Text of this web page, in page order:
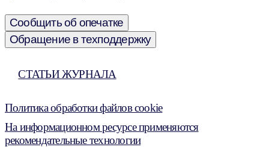
Сообщить об опечатке
Обращение в техподдержку
СТАТЬИ ЖУРНАЛА
Политика обработки файлов cookie
На информационном ресурсе применяются
рекомендательные технологии